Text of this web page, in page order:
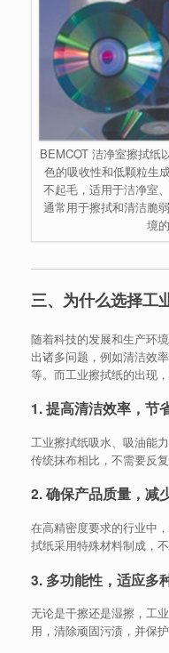
BEMCOT 洁净室擦拭纸
色的吸收性和低颗粒生
不起毛，适用于洁净室
通常用于擦拭和清洁脆
境
三、为什么选择工
随着科技的发展和生产环
出诸多问题，例如清洁效
等。而工业擦拭纸的出现
1. 提高清洁效率，节
工业擦拭纸吸水、吸油能
传统抹布相比，不需要反
2. 确保产品质量，减
在高精密度要求的行业中
拭纸采用特殊材料制成，
3. 多功能性，适应多
无论是干擦还是湿擦，工
用，清除顽固污渍，并保